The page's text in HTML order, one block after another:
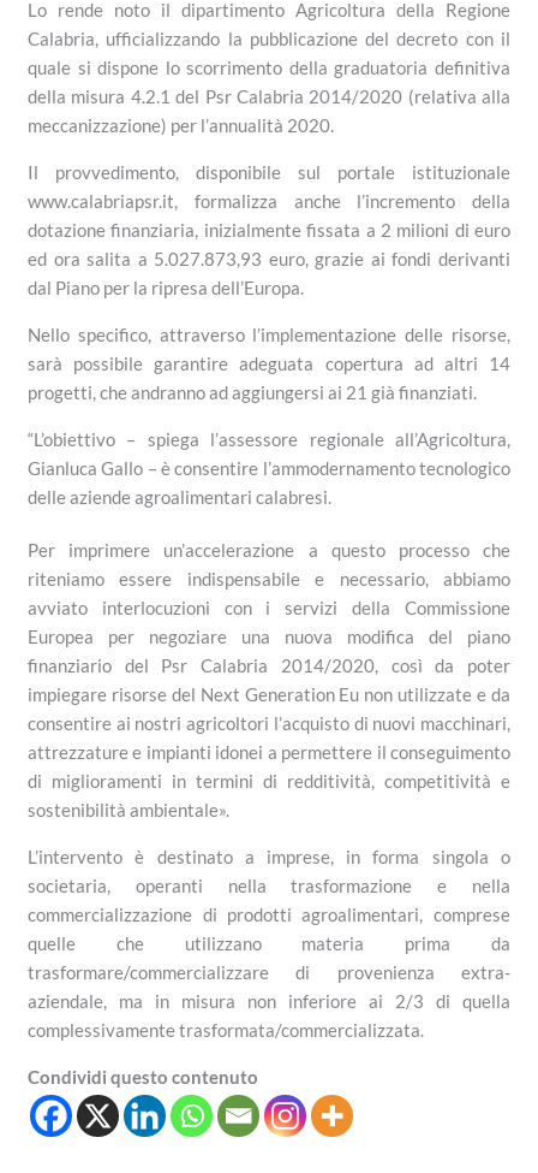
Lo rende noto il dipartimento Agricoltura della Regione
Calabria, ufficializzando la pubblicazione del decreto con il
quale si dispone lo scorrimento della graduatoria definitiva
della misura 4.2.1 del Psr Calabria 2014/2020 (relativa alla
meccanizzazione) per l’annualità 2020.
Il provvedimento, disponibile sul portale istituzionale
www.calabriapsr.it, formalizza anche l’incremento della
dotazione finanziaria, inizialmente fissata a 2 milioni di euro
ed ora salita a 5.027.873,93 euro, grazie ai fondi derivanti
dal Piano per la ripresa dell’Europa.
Nello specifico, attraverso l’implementazione delle risorse,
sarà possibile garantire adeguata copertura ad altri 14
progetti, che andranno ad aggiungersi ai 21 già finanziati.
“L’obiettivo – spiega l’assessore regionale all’Agricoltura,
Gianluca Gallo – è consentire l’ammodernamento tecnologico
delle aziende agroalimentari calabresi.
Per imprimere un’accelerazione a questo processo che
riteniamo essere indispensabile e necessario, abbiamo
avviato interlocuzioni con i servizi della Commissione
Europea per negoziare una nuova modifica del piano
finanziario del Psr Calabria 2014/2020, così da poter
impiegare risorse del Next Generation Eu non utilizzate e da
consentire ai nostri agricoltori l’acquisto di nuovi macchinari,
attrezzature e impianti idonei a permettere il conseguimento
di miglioramenti in termini di redditività, competitività e
sostenibilità ambientale».
L’intervento è destinato a imprese, in forma singola o
societaria, operanti nella trasformazione e nella
commercializzazione di prodotti agroalimentari, comprese
quelle che utilizzano materia prima da
trasformare/commercializzare di provenienza extra-
aziendale, ma in misura non inferiore ai 2/3 di quella
complessivamente trasformata/commercializzata.
Condividi questo contenuto